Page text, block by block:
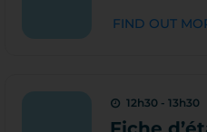
FIND OUT
12h30 - 13h30